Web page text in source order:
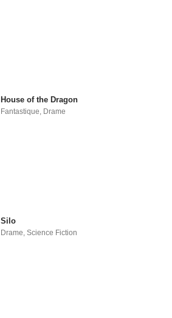
House of the Dragon
Fantastique, Drame
Silo
Drame ,Science Fiction